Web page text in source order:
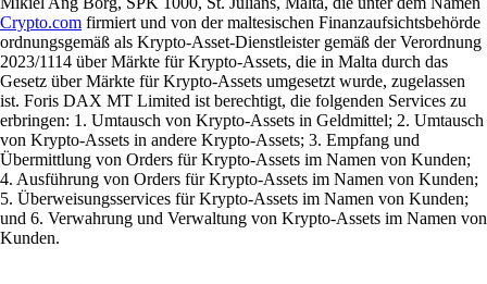
Crypto.com firmiert und von der maltesischen Finanzaufsichtsbehörde
ordnungsgemäß als Krypto-Asset-Dienstleister gemäß der Verordnung
2023/1114 über Märkte für Krypto-Assets, die in Malta durch das
Gesetz über Märkte für Krypto-Assets umgesetzt wurde, zugelassen
ist. Foris DAX MT Limited ist berechtigt, die folgenden Services zu
erbringen: 1. Umtausch von Krypto-Assets in Geldmittel; 2. Umtausch
von Krypto-Assets in andere Krypto-Assets; 3. Empfang und
Übermittlung von Orders für Krypto-Assets im Namen von Kunden;
4. Ausführung von Orders für Krypto-Assets im Namen von Kunden;
5. Überweisungsservices für Krypto-Assets im Namen von Kunden;
und 6. Verwahrung und Verwaltung von Krypto-Assets im Namen von
Kunden.